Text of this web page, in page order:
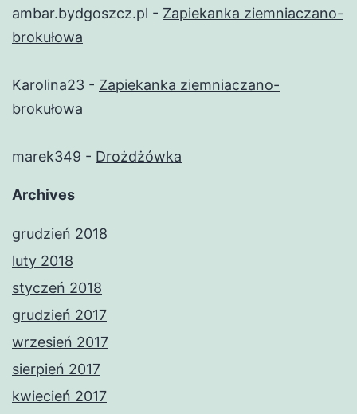
ambar.bydgoszcz.pl - Zapiekanka ziemniaczano-
brokułowa
Karolina23 - Zapiekanka ziemniaczano-
brokułowa
marek349 - Drożdżówka
Archives
grudzień 2018
luty 2018
styczeń 2018
grudzień 2017
wrzesień 2017
sierpień 2017
kwiecień 2017